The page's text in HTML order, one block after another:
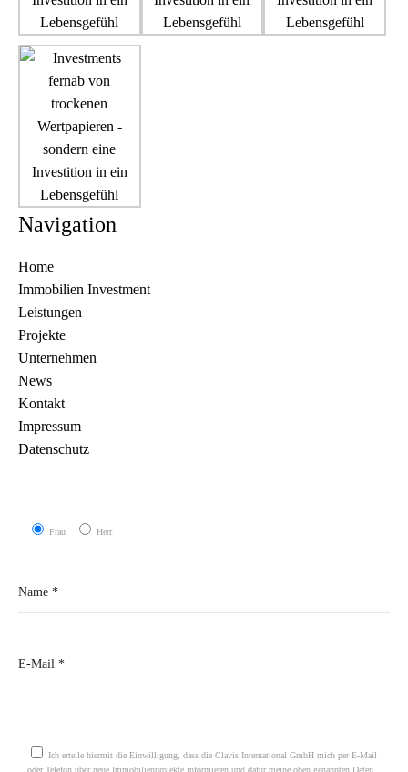
Navigation
Home
Immobilien Investment
Leistungen
Projekte
Unternehmen
News
Kontakt
Impressum
Datenschutz
Frau Herr
Ich erteile hiermit die Einwilligung, dass die Clavis International GmbH mich per E-Mail